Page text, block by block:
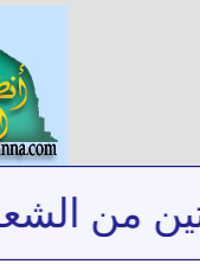
الشعر ما